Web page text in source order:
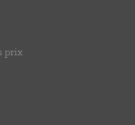
prix